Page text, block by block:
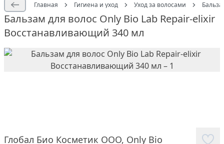
Главная Гигиена и уход Уход за волосами
Бальзам для волос Only Bio Lab Repair-elixir
Восстанавливающий 340 мл
Глобал Био Косметик ООО, Only Bio